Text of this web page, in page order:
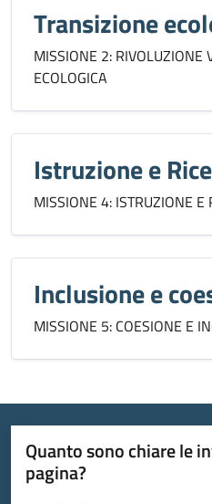
Transizione
MISSIONE 2: RIVOLUZIONE
ECOLOGICA
Istruzione e
MISSIONE 4: ISTRUZIONE E
Inclusione e
MISSIONE 5: COESIONE E
Quanto sono chiare le
pagina?